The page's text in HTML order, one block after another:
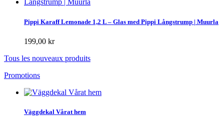
Pippi Karaff Lemonade 1,2 L – Glas med Pippi Långstrump | Muurla
199,00 kr
Tous les nouveaux produits
Promotions
Väggdekal Vårat hem